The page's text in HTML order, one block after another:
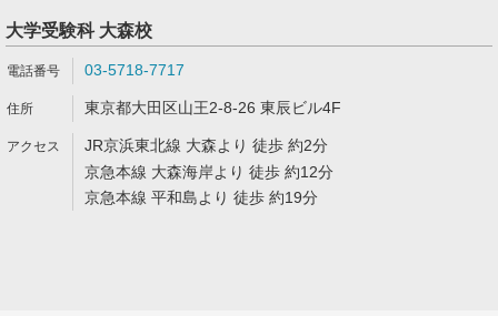
大学受験科 大森校
03-5718-7717
東京都大田区山王2-8-26 東辰ビル4F
JR京浜東北線 大森より 徒歩 約2分
京急本線 大森海岸より 徒歩 約12分
京急本線 平和島より 徒歩 約19分